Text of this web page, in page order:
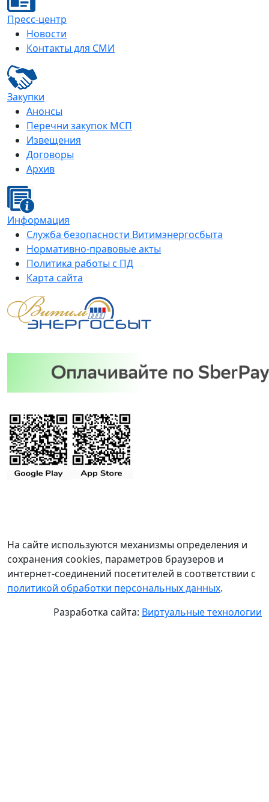
Пресс-центр
Новости
Контакты для СМИ
Закупки
Анонсы
Перечни закупок МСП
Извещения
Договоры
Архив
Информация
Служба безопасности Витимэнергосбыта
Нормативно-правовые акты
Политика работы с ПД
Карта сайта
На сайте используются механизмы определения и
сохранения cookies, параметров браузеров и
интернет-соединений посетителей в соответствии с
политикой обработки персональных данных.
Разработка сайта: Виртуальные технологии